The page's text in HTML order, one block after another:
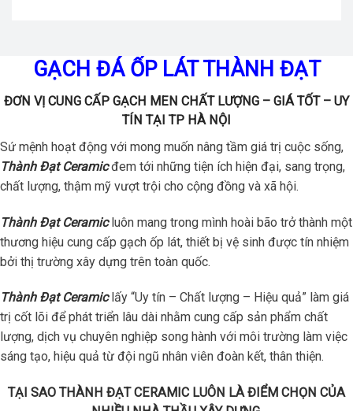
GẠCH ĐÁ ỐP LÁT THÀNH ĐẠT
ĐƠN VỊ CUNG CẤP GẠCH MEN CHẤT LƯỢNG – GIÁ TỐT – UY
TÍN TẠI TP HÀ NỘI
Sứ mệnh hoạt động với mong muốn nâng tầm giá trị cuộc sống,
Thành Đạt Ceramicđem tới những tiện ích hiện đại, sang trọng,
chất lượng, thậm mỹ vượt trội cho cộng đồng và xã hội.
Thành Đạt Ceramicluôn mang trong mình hoài bão trở thành một
thương hiệu cung cấp gạch ốp lát, thiết bị vệ sinh được tín nhiệm
bởi thị trường xây dựng trên toàn quốc.
Thành Đạt Ceramiclấy “Uy tín – Chất lượng – Hiệu quả” làm giá
trị cốt lõi để phát triển lâu dài nhằm cung cấp sản phẩm chất
lượng, dịch vụ chuyên nghiệp song hành với môi trường làm việc
sáng tạo, hiệu quả từ đội ngũ nhân viên đoàn kết, thân thiện.
TẠI SAO THÀNH ĐẠT CERAMIC LUÔN LÀ ĐIỂM CHỌN CỦA